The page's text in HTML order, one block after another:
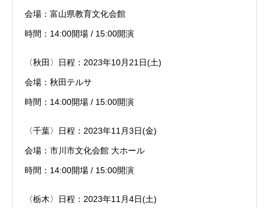
会場：富山県教育文化会館
時間：14:00開場 / 15:00開演
〈秋田〉日程：2023年10月21日(土)
会場：秋田テルサ
時間：14:00開場 / 15:00開演
〈千葉〉日程：2023年11月3日(金)
会場：市川市文化会館 大ホール
時間：14:00開場 / 15:00開演
〈栃木〉日程：2023年11月4日(土)